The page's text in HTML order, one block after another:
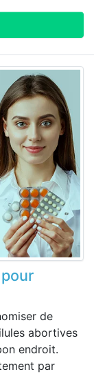
de
abortives
endroit.
par